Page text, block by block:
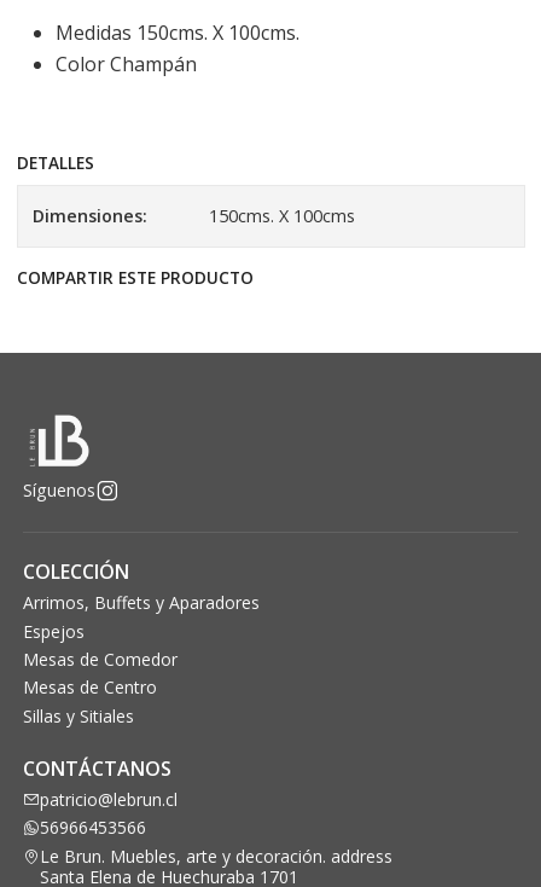
Medidas 150cms. X 100cms.
Color Champán
DETALLES
Dimensiones: 150cms. X 100cms
COMPARTIR ESTE PRODUCTO
Síguenos
COLECCIÓN
Arrimos, Buffets y Aparadores
Espejos
Mesas de Comedor
Mesas de Centro
Sillas y Sitiales
CONTÁCTANOS
patricio@lebrun.cl
56966453566
Le Brun. Muebles, arte y decoración. address
Santa Elena de Huechuraba 1701